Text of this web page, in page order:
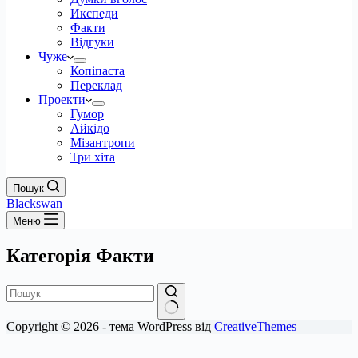
Икспеди
Факти
Відгуки
Чуже
Копіпаста
Переклад
Проекти
Гумор
Айкідо
Мізантропи
Три хіта
Пошук
Blackswan
Меню
Категорія Факти
Немає
Copyright © 2026 - тема WordPress від CreativeThemes